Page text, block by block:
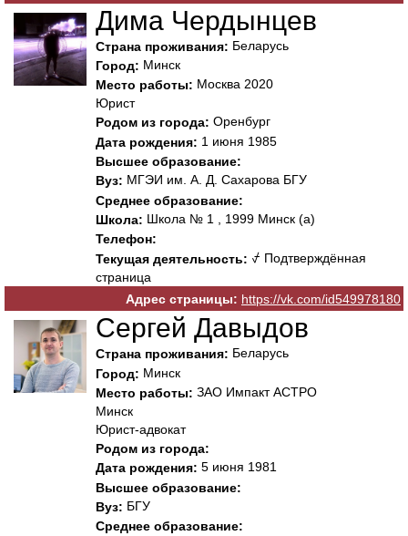
Дима Чердынцев
Страна проживания: Беларусь
Город: Минск
Место работы: Москва 2020
Юрист
Родом из города: Оренбург
Дата рождения: 1 июня 1985
Высшее образование:
Вуз: МГЭИ им. А. Д. Сахарова БГУ
Среднее образование:
Школа: Школа № 1 , 1999 Минск (а)
Телефон:
Текущая деятельность: ⍻ Подтверждённая
страница
Адрес страницы: https://vk.com/id549978180
Сергей Давыдов
Страна проживания: Беларусь
Город: Минск
Место работы: ЗАО Импакт АСТРО
Минск
Юрист-адвокат
Родом из города:
Дата рождения: 5 июня 1981
Высшее образование:
Вуз: БГУ
Среднее образование: